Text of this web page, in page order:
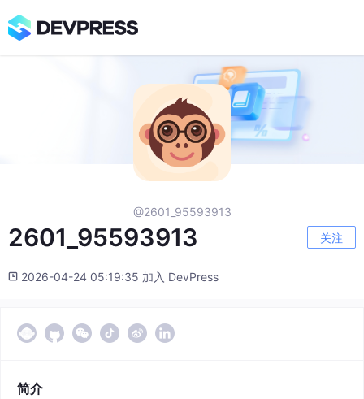
@2601_95593913
2601_95593913 关注
2026-04-24 05:19:35 加入 DevPress
简介